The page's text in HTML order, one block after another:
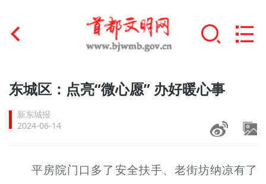
首页
文明创建
文明培育
+
东城区：点亮“微心愿” 办好暖心事
新东城报
2024-06-14
平房院门口多了安全扶手、老街坊纳凉有了